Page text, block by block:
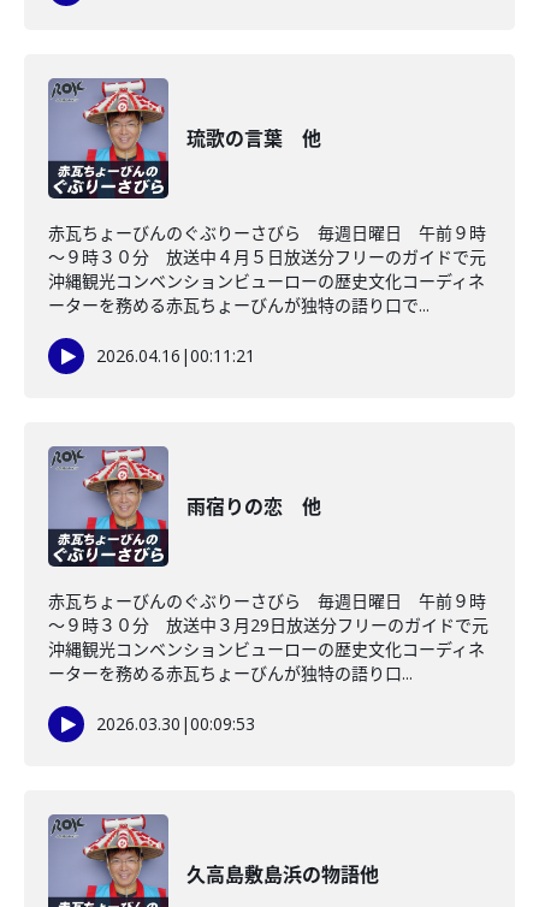
琉歌の言葉 他
赤瓦ちょーびんのぐぶりーさびら 毎週日曜日 午前９時
～９時３０分 放送中４月５日放送分フリーのガイドで元
沖縄観光コンベンションビューローの歴史文化コーディネ
ーターを務める赤瓦ちょーびんが独特の語り口で...
2026.04.16 |00:11:21
雨宿りの恋 他
赤瓦ちょーびんのぐぶりーさびら 毎週日曜日 午前９時
～９時３０分 放送中３月29日放送分フリーのガイドで元
沖縄観光コンベンションビューローの歴史文化コーディネ
ーターを務める赤瓦ちょーびんが独特の語り口...
2026.03.30 |00:09:53
久高島敷島浜の物語他